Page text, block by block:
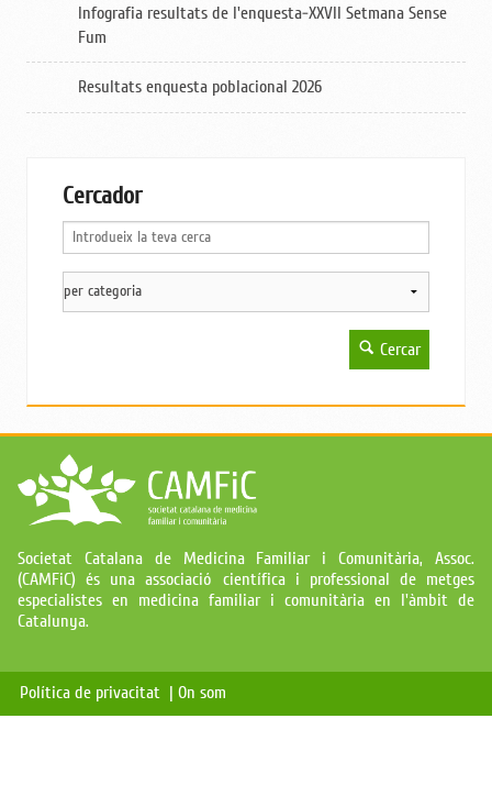
Infografia resultats de l'enquesta-XXVII Setmana Sense
Fum
Resultats enquesta poblacional 2026
Cercador
Cercar
Societat Catalana de Medicina Familiar i Comunitària, Assoc.
(CAMFiC) és una associació científica i professional de metges
especialistes en medicina familiar i comunitària en l'àmbit de
Catalunya.
Política de privacitat | On som